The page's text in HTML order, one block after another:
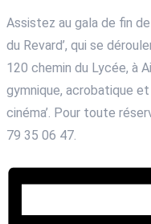
Assistez au gala de fin
du Revard’, qui se
120 chemin du Lycée, à
gymnique, acrobatique
cinéma’. Pour toute
79 35 06 47.